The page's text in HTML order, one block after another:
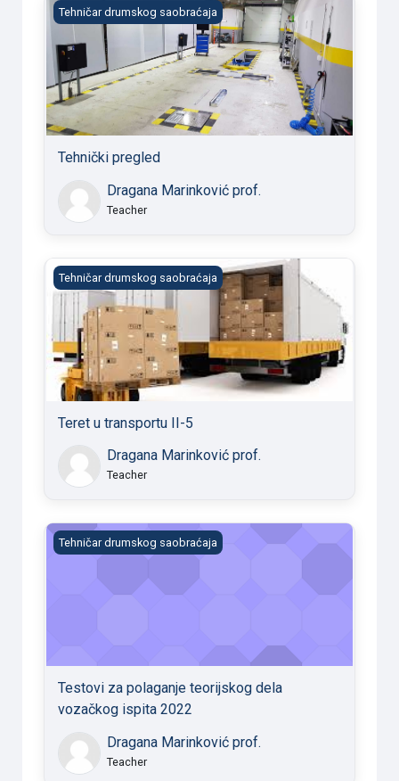
Tehnički pregled
Tehničar drumskog saobraćaja
Tehnički pregled
Dragana Marinković prof.
Teacher
Teret u transportu II-5
Tehničar drumskog saobraćaja
Teret u transportu II-5
Dragana Marinković prof.
Teacher
Testovi za polaganje teorijskog dela vozačkog ispita
Tehničar drumskog saobraćaja
Testovi za polaganje teorijskog dela
vozačkog ispita 2022
Dragana Marinković prof.
Teacher